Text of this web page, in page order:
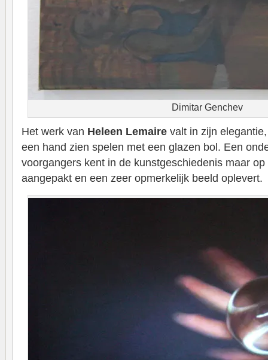
Dimitar Genchev
Het werk van Heleen Lemaire valt in zijn
een hand zien spelen met een glazen bol. Een
voorgangers kent in de kunstgeschiedenis maar
aangepakt en een zeer opmerkelijk beeld oplevert.